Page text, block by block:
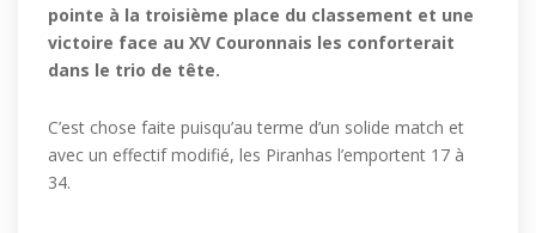
pointe à la troisième place du classement et une
victoire face au XV Couronnais les conforterait
dans le trio de tête.
C’est chose faite puisqu’au terme d’un solide match et
avec un effectif modifié, les Piranhas l’emportent 17 à
34.